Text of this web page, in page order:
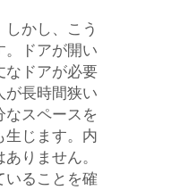
かし、こう
。ドアが開い
なドアが必要
が長時間狭い
なスペースを
生じます。内
りません。
いることを確